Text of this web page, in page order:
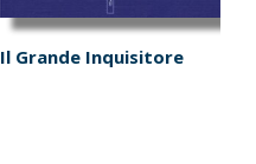
Il Grande Inquisitore